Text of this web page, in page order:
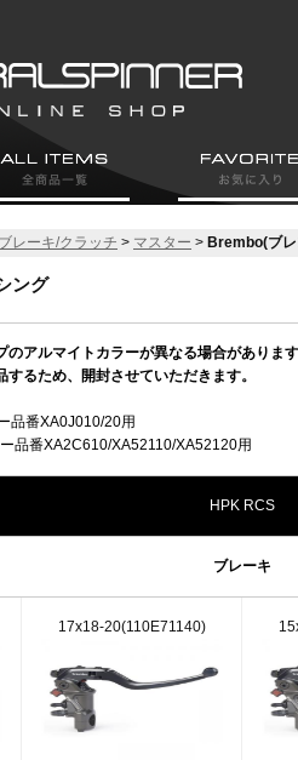
ブレーキ/クラッチ > マスター > Brembo(ブ
ング
アルマイトカラーが異なる場合があります
るため、開封させていただきます。
品番XA0J010/20用
品番XA2C610/XA52110/XA52120用
HPK RCS
ブレーキ
17x18-20(110E71140)